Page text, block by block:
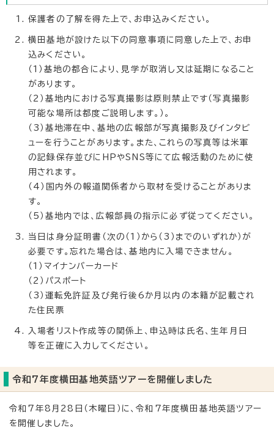
保護者の了解を得た上で、お申込みください。
横田基地が設けた以下の同意事項に同意した上で、お申
込みください。
（1）基地の都合により、見学が取消し又は延期になること
があります。
（2）基地内における写真撮影は原則禁止です（写真撮影
可能な場所は都度ご説明します。）。
（3）基地滞在中、基地の広報部が写真撮影及びインタビ
ューを行うことがあります。また、これらの写真等は米軍
の記録保存並びにHPやSNS等にて広報活動のために使
用されます。
（4）国内外の報道関係者から取材を受けることがありま
す。
（5）基地内では、広報部員の指示に必ず従ってください。
当日は身分証明書（次の（1）から（3）までのいずれか）が
必要です。忘れた場合は、基地内に入場できません。
（1）マイナンバーカード
（2）パスポート
（3）運転免許証及び発行後6か月以内の本籍が記載され
た住民票
入場者リスト作成等の関係上、申込時は氏名、生年月日
等を正確に入力してください。
令和7年度横田基地英語ツアーを開催しました
令和7年8月28日（木曜日）に、令和7年度横田基地英語ツアー
を開催しました。